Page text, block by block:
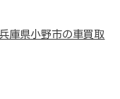
兵庫県小野市の車買取